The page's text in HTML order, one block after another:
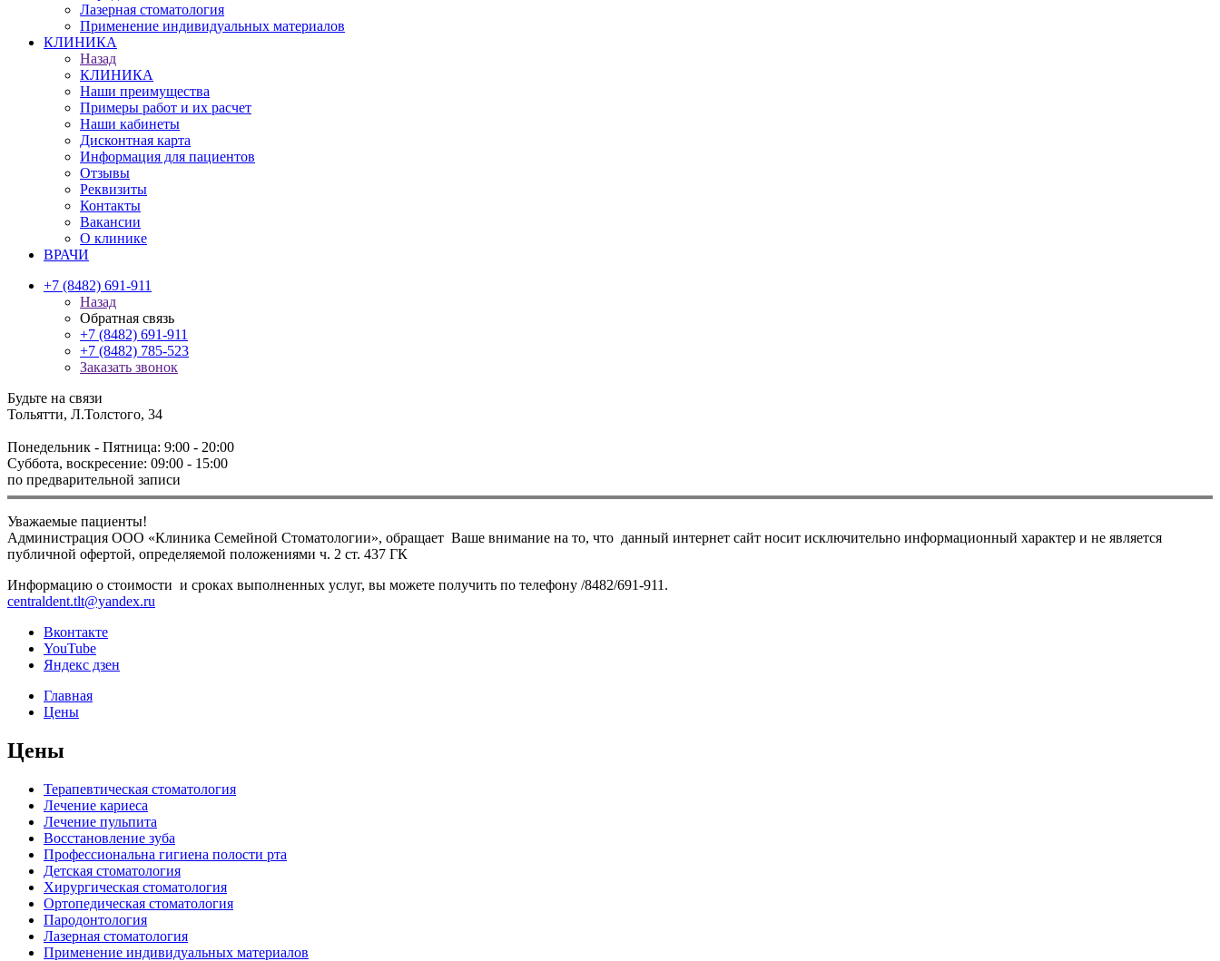
Лазерная стоматология
Применение индивидуальных материалов
КЛИНИКА
Назад
КЛИНИКА
Наши преимущества
Примеры работ и их расчет
Наши кабинеты
Дисконтная карта
Информация для пациентов
Отзывы
Реквизиты
Контакты
Вакансии
О клинике
ВРАЧИ
+7 (8482) 691-911
Назад
Обратная связь
+7 (8482) 691-911
+7 (8482) 785-523
Заказать звонок
Будьте на связи
Тольятти, Л.Толстого, 34
Понедельник - Пятница: 9:00 - 20:00
Суббота, воскресение: 09:00 - 15:00
по предварительной записи
Уважаемые пациенты!
Администрация ООО «Клиника Семейной Стоматологии», обращает Ваше внимание на то, что данный интернет сайт носит исключительно информационный характер и не является
публичной офертой, определяемой положениями ч. 2 ст. 437 ГК
Информацию о стоимости и сроках выполненных услуг, вы можете получить по телефону /8482/691-911.
centraldent.tlt@yandex.ru
Вконтакте
YouTube
Яндекс дзен
Главная
Цены
Цены
Терапевтическая стоматология
Лечение кариеса
Лечение пульпита
Восстановление зуба
Профессиональна гигиена полости рта
Детская стоматология
Хирургическая стоматология
Ортопедическая стоматология
Пародонтология
Лазерная стоматология
Применение индивидуальных материалов